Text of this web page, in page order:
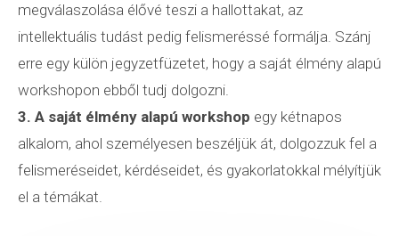
megválaszolása élővé teszi a hallottakat, az
intellektuális tudást pedig felismeréssé formálja. Szánj
erre egy külön jegyzetfüzetet, hogy a saját élmény alapú
workshopon ebből tudj dolgozni.
3. A saját élmény alapú workshop egy kétnapos
alkalom, ahol személyesen beszéljük át, dolgozzuk fel a
felismeréseidet, kérdéseidet, és gyakorlatokkal mélyítjük
el a témákat.